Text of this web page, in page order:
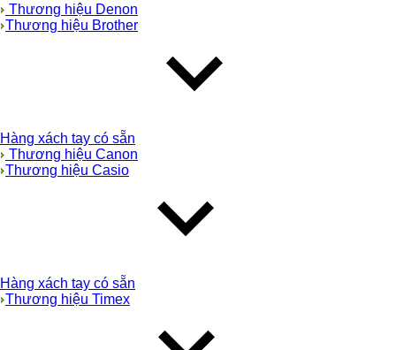
Thương hiệu Denon
Thương hiệu Brother
Hàng xách tay có sẵn
Thương hiệu Canon
Thương hiệu Casio
Hàng xách tay có sẵn
Thương hiệu Timex